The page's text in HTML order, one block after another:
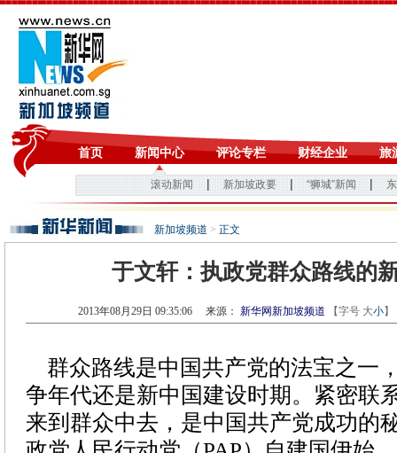
新加坡频道 > 正文
于文轩：执政党群众路线的
2013年08月29日 09:35:06 来源： 新华网新加坡频道 【字号 大小
群众路线是中国共产党的法宝之一
争年代还是新中国建设时期。紧密联
来到群众中去，是中国共产党成功的